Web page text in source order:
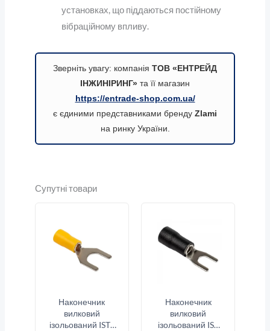
установках, що піддаються постійному
вібраційному впливу.
Зверніть увагу: компанія ТОВ «ЕНТРЕЙД
ІНЖИНІРИНГ» та її магазин
https://entrade-shop.com.ua/
є єдиними представниками бренду Zlami
на ринку України.
Супутні товари
Наконечник
вилковий
ізольований ISTS
Наконечник
вилковий
ізольований IST